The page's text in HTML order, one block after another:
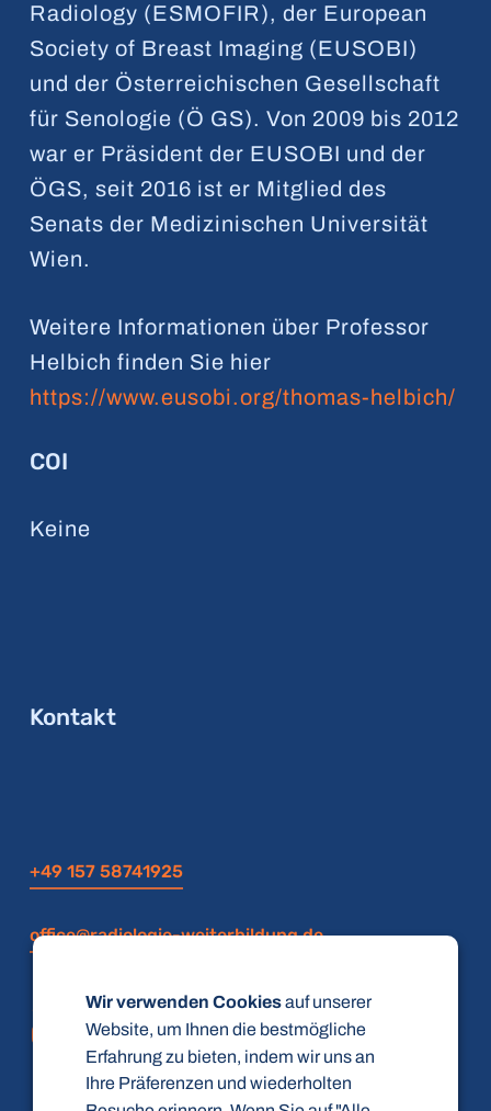
Radiology (ESMOFIR), der European
Society of Breast Imaging (EUSOBI)
und der Österreichischen Gesellschaft
für Senologie (Ö GS). Von 2009 bis 2012
war er Präsident der EUSOBI und der
ÖGS, seit 2016 ist er Mitglied des
Senats der Medizinischen Universität
Wien.
Weitere Informationen über Professor
Helbich finden Sie hier
https://www.eusobi.org/thomas-helbich/
COI
Keine
Kontakt
+49 157 58741925
office@radiologie-weiterbildung.de
Wir verwenden Cookiesauf unserer
Website, um Ihnen die bestmögliche
Erfahrung zu bieten, indem wir uns an
Ihre Präferenzen und wiederholten